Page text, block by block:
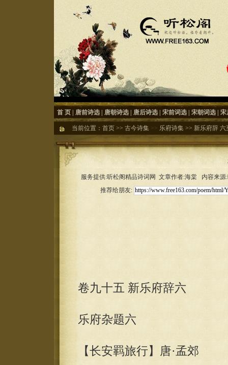
首 页 唐前诗选 唐朝诗选 唐后诗选 宋前词选 宋朝词选 宋
当前位置： 首页 >> 古今诗集 >> 乐府诗集 >> 新乐府辞 六
服务提供:听松阁精品诗词网 文章作者:海棠 内容来
推荐给朋友:
卷九十五 新乐府辞六
乐府杂题六
【长安羁旅行】唐·孟郊